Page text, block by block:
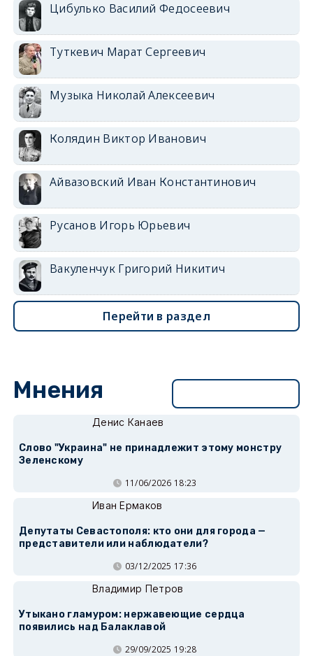
Цибулько Василий Федосеевич
Туткевич Марат Сергеевич
Музыка Николай Алексеевич
Колядин Виктор Иванович
Айвазовский Иван Константинович
Русанов Игорь Юрьевич
Вакуленчук Григорий Никитич
Перейти в раздел
Мнения
Денис Канаев
Слово "Украина" не принадлежит этому монстру
Зеленскому
11/06/2026 18:23
Иван Ермаков
Депутаты Севастополя: кто они для города —
представители или наблюдатели?
03/12/2025 17:36
Владимир Петров
Утыкано гламуром: нержавеющие сердца
появились над Балаклавой
29/09/2025 19:28